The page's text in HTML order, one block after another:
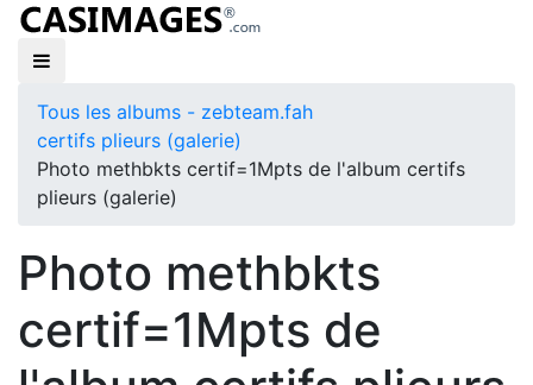
Tous les albums - zebteam.fah
certifs plieurs (galerie)
Photo methbkts certif=1Mpts de l'album certifs
plieurs (galerie)
Photo methbkts
certif=1Mpts de